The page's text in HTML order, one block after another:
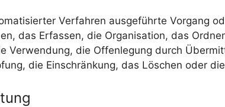
Verfahren ausgeführte Vorgang
das Erfassen, die Organisation, das
Verwendung, die Offenlegung durch
die Einschränkung, das Löschen oder